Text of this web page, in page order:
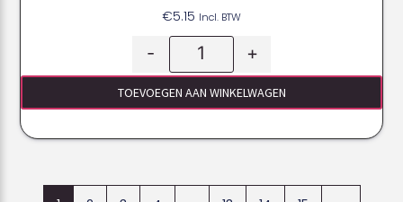
€5.15 Incl. BTW
- +
TOEVOEGEN AAN WINKELWAGEN